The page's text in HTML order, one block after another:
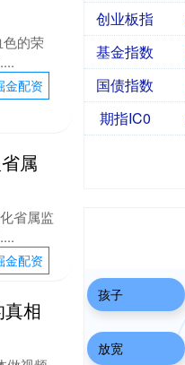
的荣
金配资
属
省属监
金配资
相
创业板指
基金指数
国债指数
期指IC0
孩子
放宽